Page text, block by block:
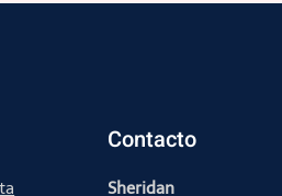
Contacto
Sheridan